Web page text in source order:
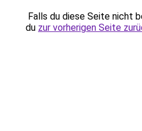
Falls du diese Seite nicht
du zur vorherigen Seite